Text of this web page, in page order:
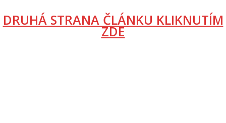
DRUHÁ STRANA ČLÁNKU KLIKNUTÍM
ZDE